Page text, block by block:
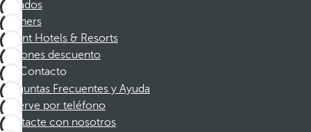
Afiliados
Partners
Dorint Hotels & Resorts
Cupones descuento
Contacto
Preguntas Frecuentes y Ayuda
Reserve por teléfono
Contacte con nosotros